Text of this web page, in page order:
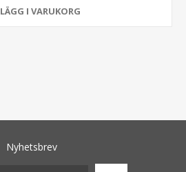
LÄGG I VARUKORG
Nyhetsbrev